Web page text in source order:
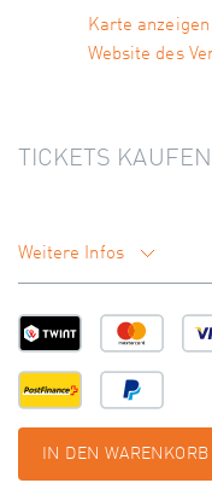
Karte anzeigen
Website des
TICKETS KAUFEN
Weitere Infos
IN DEN WARENKORB